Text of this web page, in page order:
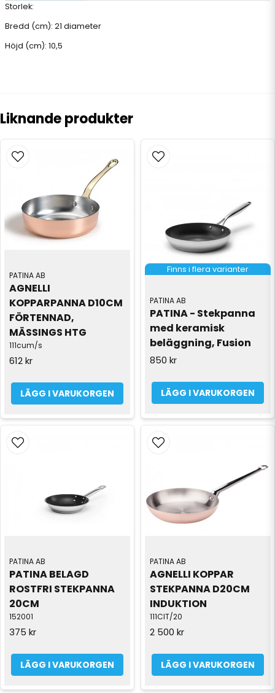
Storlek:
Bredd (cm): 21 diameter
Höjd (cm): 10,5
Liknande produkter
PATINA AB
AGNELLI
KOPPARPANNA D10CM
FÖRTENNAD,
MÄSSINGS HTG
111cum/s
612 kr
LÄGG I VARUKORGEN
Finns i flera varianter
PATINA AB
PATINA - Stekpanna
med keramisk
beläggning, Fusion
850 kr
LÄGG I VARUKORGEN
PATINA AB
PATINA BELAGD
ROSTFRI STEKPANNA
20CM
152001
375 kr
LÄGG I VARUKORGEN
PATINA AB
AGNELLI KOPPAR
STEKPANNA D20CM
INDUKTION
111CIT/20
2 500 kr
LÄGG I VARUKORGEN